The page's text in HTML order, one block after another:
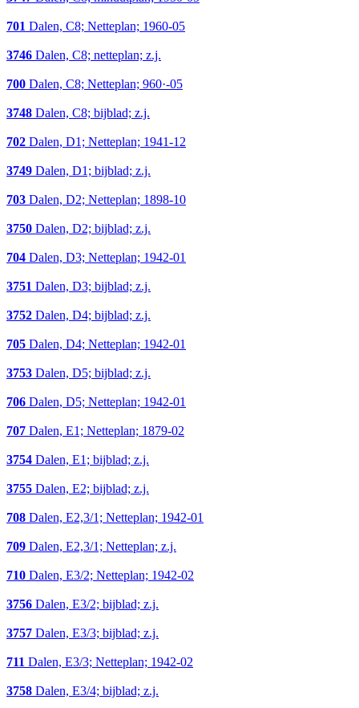
701 Dalen, C8; Netteplan; 1960-05
3746 Dalen, C8; netteplan; z.j.
700 Dalen, C8; Netteplan; 960·-05
3748 Dalen, C8; bijblad; z.j.
702 Dalen, D1; Netteplan; 1941-12
3749 Dalen, D1; bijblad; z.j.
703 Dalen, D2; Netteplan; 1898-10
3750 Dalen, D2; bijblad; z.j.
704 Dalen, D3; Netteplan; 1942-01
3751 Dalen, D3; bijblad; z.j.
3752 Dalen, D4; bijblad; z.j.
705 Dalen, D4; Netteplan; 1942-01
3753 Dalen, D5; bijblad; z.j.
706 Dalen, D5; Netteplan; 1942-01
707 Dalen, E1; Netteplan; 1879-02
3754 Dalen, E1; bijblad; z.j.
3755 Dalen, E2; bijblad; z.j.
708 Dalen, E2,3/1; Netteplan; 1942-01
709 Dalen, E2,3/1; Netteplan; z.j.
710 Dalen, E3/2; Netteplan; 1942-02
3756 Dalen, E3/2; bijblad; z.j.
3757 Dalen, E3/3; bijblad; z.j.
711 Dalen, E3/3; Netteplan; 1942-02
3758 Dalen, E3/4; bijblad; z.j.